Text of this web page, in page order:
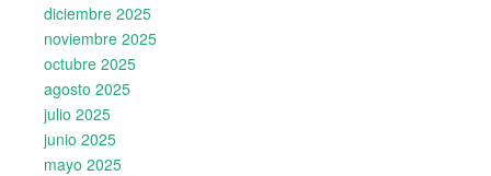
diciembre 2025
noviembre 2025
octubre 2025
agosto 2025
julio 2025
junio 2025
mayo 2025